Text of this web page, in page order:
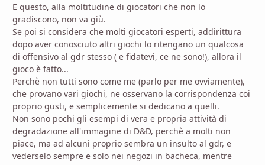
E questo, alla moltitudine di giocatori che non lo
gradiscono, non va giù.
Se poi si considera che molti giocatori esperti, addirittura
dopo aver conosciuto altri giochi lo ritengano un qualcosa
di offensivo al gdr stesso ( e fidatevi, ce ne sono!), allora il
gioco è fatto...
Perchè non tutti sono come me (parlo per me ovviamente),
che provano vari giochi, ne osservano la corrispondenza coi
proprio gusti, e semplicemente si dedicano a quelli.
Non sono pochi gli esempi di vera e propria attività di
degradazione all'immagine di D&D, perchè a molti non
piace, ma ad alcuni proprio sembra un insulto al gdr, e
vederselo sempre e solo nei negozi in bacheca, mentre